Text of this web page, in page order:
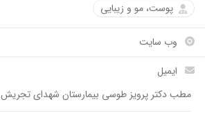
پوست، مو و زیبایی
وب سایت
ایمیل
مطب دکتر پرویز طوسی بیمارستان شهدای تجریش